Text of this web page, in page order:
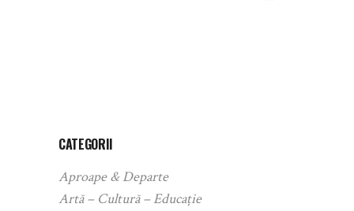
CATEGORII
Aproape & Departe
Artă – Cultură – Educație